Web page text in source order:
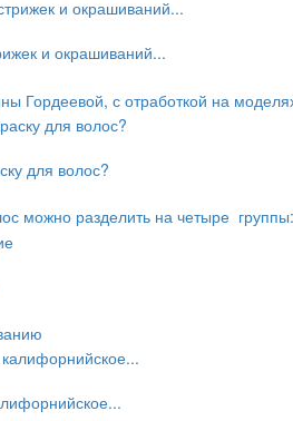
и окрашиваний...
Гордеевой, с отработкой на
для волос?
можно разделить на четыре